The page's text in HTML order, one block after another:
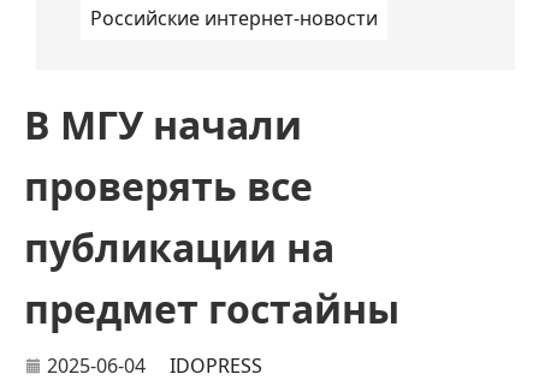
Российские интернет-новости
​​В МГУ начали
проверять все
публикации на
предмет гостайны
2025-06-04 IDOPRESS